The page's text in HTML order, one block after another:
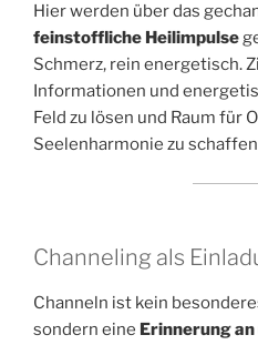
Hier werden über das
feinstoffliche Heilimpulse
Schmerz, rein energetisch.
Informationen und
Feld zu lösen und Raum für
Seelenharmonie zu
Channeling als
Channeln ist kein
sondern eine Erinnerung